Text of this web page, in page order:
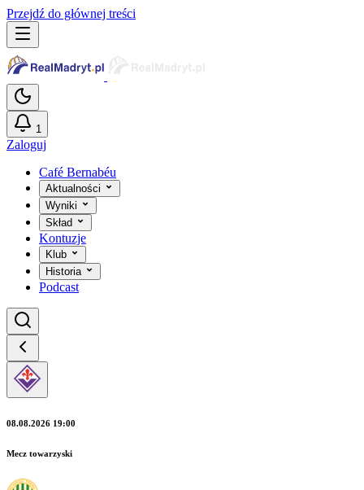
Przejdź do głównej treści
1
Zaloguj
Café Bernabéu
Aktualności
Wyniki
Skład
Kontuzje
Klub
Historia
Podcast
08.08.2026 19:00
Mecz towarzyski